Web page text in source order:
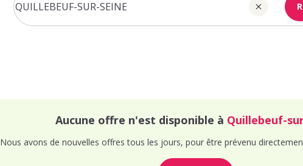
Aucune offre n'est disponible à Quillebeuf-
Nous avons de nouvelles offres tous les jours, pour être prévenu